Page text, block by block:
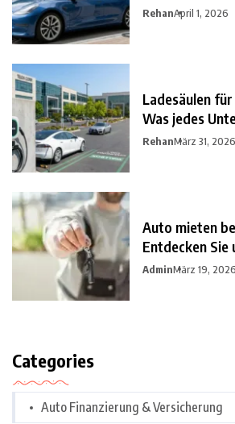
RehanApril 1, 2026
Ladesäulen
Was jedes
RehanMärz 31, 2026
Auto mieten
Entdecken Sie
AdminMärz 19, 2026
Categories
Auto Finanzierung & Versicherung